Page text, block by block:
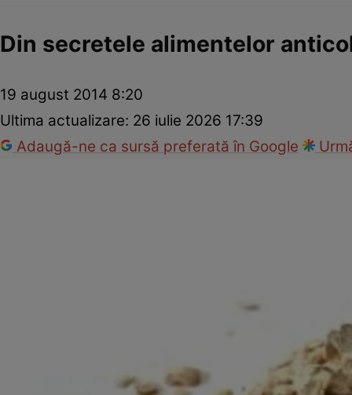
Din secretele alimentelor
19 august 2014 8:20
Ultima actualizare: 26 iulie 2026 17:39
Adaugă-ne ca sursă preferată în Google